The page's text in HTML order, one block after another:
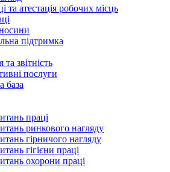
та атестація робочих місць
підтримка
звітність
послуги
база
праці
ринкового нагляду
гірничого нагляду
гігієни праці
охорони праці